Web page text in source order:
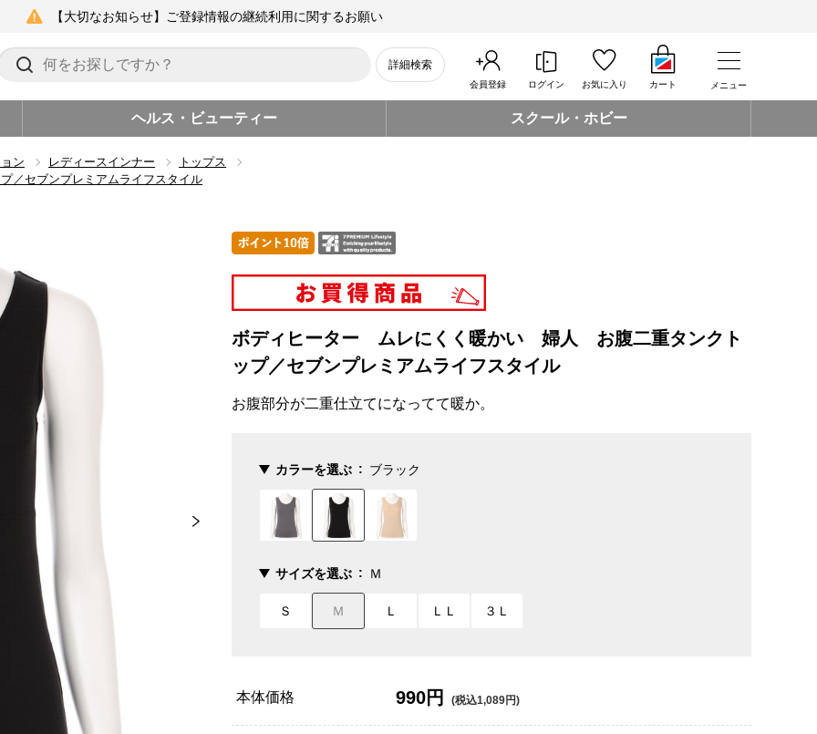
【大切なお知らせ】ご登録情報の継続利用に関するお願い
詳細検索
会員登録 ログイン お気に入り カート メニュー
ヘルス・ビューティー スクール・ホビー
ン レディースインナー
トップス
セブンプレミアムライフスタイル
ボディヒーター ムレにくく暖かい 婦人 お腹二重タンクト
ップ／セブンプレミアムライフスタイル
お腹部分が二重仕立てになってて暖か。
カラーを選ぶ ブラック
サイズを選ぶ Ｍ
Ｓ Ｍ Ｌ ＬＬ ３Ｌ
本体価格 990円 (税込1,089円)